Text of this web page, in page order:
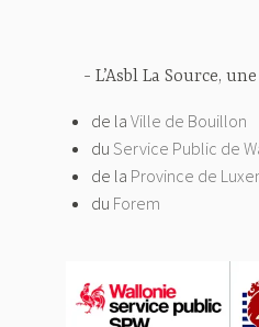
L’Asbl La Source,
de laVille de Bouillon
duService Public de
de la Province de
du Forem